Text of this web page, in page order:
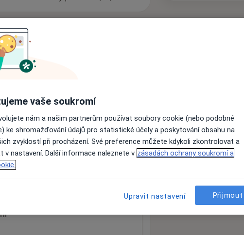
nejsou k dispozici
informace o svých službách.
vaše soukromí
nám a našim partnerům používat soubory cookie (nebo podobné
ke shromažďování údajů pro statistické účely a poskytování obsahu na
zvyklostí při procházení. Své preference můžete kdykoli zkontrolovat a
v nastavení. Další informace naleznete v zásadách ochrany soukromí a
Upravit nastavení Přijmout